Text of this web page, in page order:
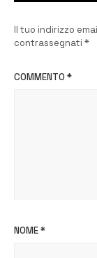
Il tuo indirizzo
contrassegnati *
COMMENTO *
NOME*